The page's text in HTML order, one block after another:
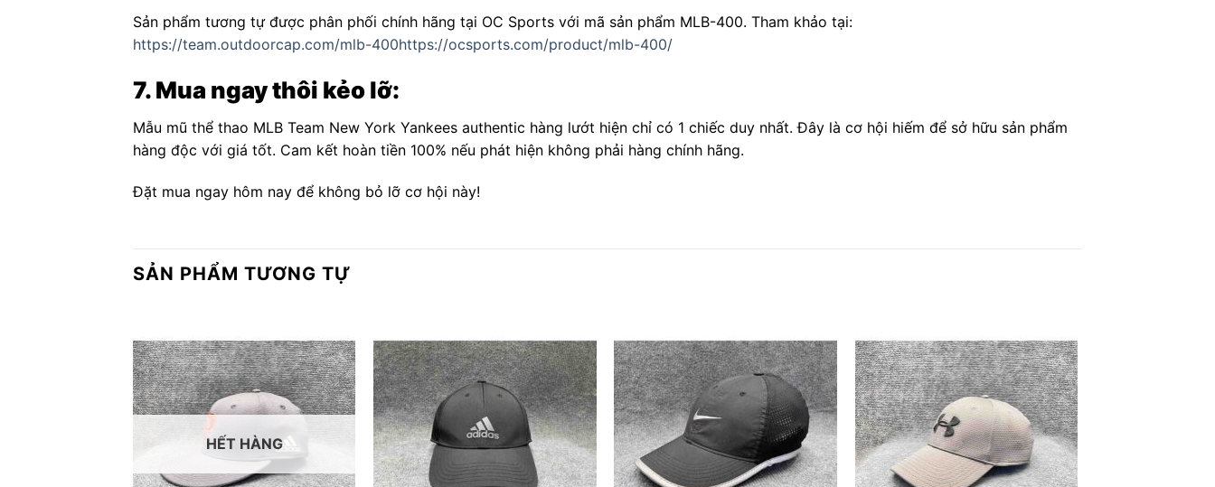
Sản phẩm tương tự được phân phối chính hãng tại OC Sports với mã sản phẩm MLB-400. Tham khảo tại:
https://team.outdoorcap.com/mlb-400https://ocsports.com/product/mlb-400/
7. Mua ngay thôi kẻo lỡ:
Mẫu mũ thể thao MLB Team New York Yankees authentic hàng lướt hiện chỉ có 1 chiếc duy nhất. Đây là cơ hội hiếm để sở hữu sản phẩm
hàng độc với giá tốt. Cam kết hoàn tiền 100% nếu phát hiện không phải hàng chính hãng.
Đặt mua ngay hôm nay để không bỏ lỡ cơ hội này!
SẢN PHẨM TƯƠNG TỰ
HẾT HÀNG